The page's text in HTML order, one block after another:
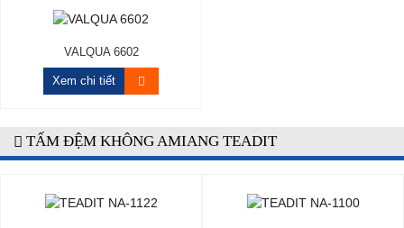
VALQUA 6602
Xem chi tiết
TẤM ĐỆM KHÔNG AMIANG TEADIT